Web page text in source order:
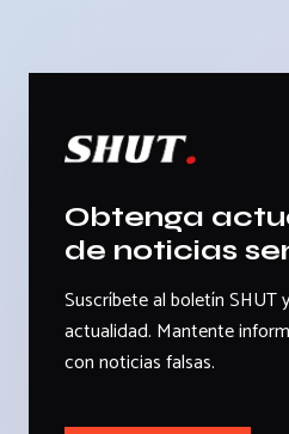
Obtenga
de noticias
Suscríbete al boletín SHUT
actualidad. Mantente
con noticias falsas.